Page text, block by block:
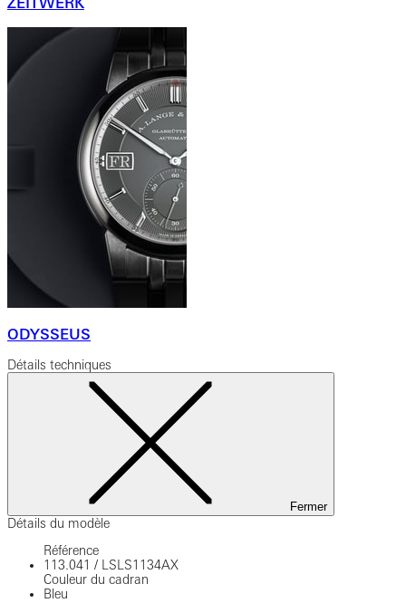
ODYSSEUS
Détails techniques
Fermer
Détails du modèle
Référence
113.041 / LSLS1134AX
Couleur du cadran
Bleu